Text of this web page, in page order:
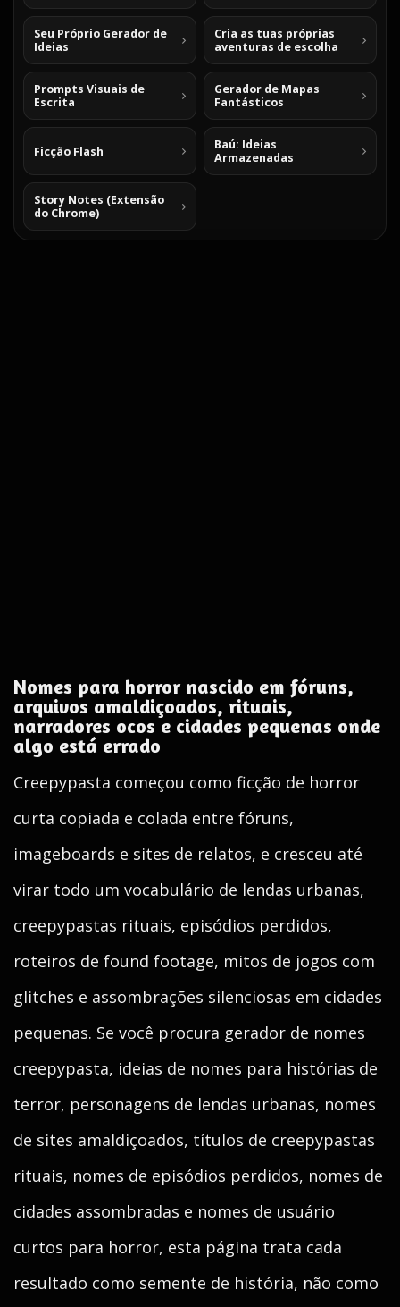
Seu Próprio Gerador de
Ideias
Cria as tuas próprias
aventuras de escolha
Prompts Visuais de
Escrita
Gerador de Mapas
Fantásticos
Ficção Flash
Baú: Ideias
Armazenadas
Story Notes (Extensão
do Chrome)
Nomes para horror nascido em fóruns,
arquivos amaldiçoados, rituais,
narradores ocos e cidades pequenas onde
algo está errado
Creepypasta começou como ficção de horror
curta copiada e colada entre fóruns,
imageboards e sites de relatos, e cresceu até
virar todo um vocabulário de lendas urbanas,
creepypastas rituais, episódios perdidos,
roteiros de found footage, mitos de jogos com
glitches e assombrações silenciosas em cidades
pequenas. Se você procura gerador de nomes
creepypasta, ideias de nomes para histórias de
terror, personagens de lendas urbanas, nomes
de sites amaldiçoados, títulos de creepypastas
rituais, nomes de episódios perdidos, nomes de
cidades assombradas e nomes de usuário
curtos para horror, esta página trata cada
resultado como semente de história, não como